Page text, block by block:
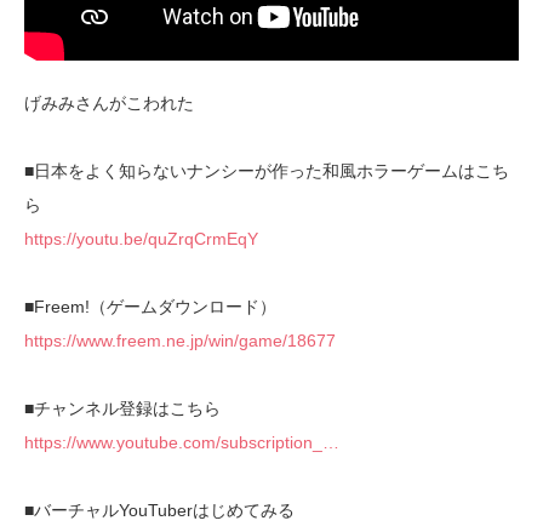
げみみさんがこわれた
■日本をよく知らないナンシーが作った和風ホラーゲームはこち
ら
https://youtu.be/quZrqCrmEqY
■Freem!（ゲームダウンロード）
https://www.freem.ne.jp/win/game/18677
■チャンネル登録はこちら
https://www.youtube.com/subscription_…
■バーチャルYouTuberはじめてみる